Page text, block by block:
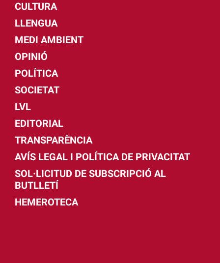
CULTURA
LLENGUA
MEDI AMBIENT
OPINIÓ
POLÍTICA
SOCIETAT
LVL
EDITORIAL
TRANSPARÈNCIA
AVÍS LEGAL I POLÍTICA DE PRIVACITAT
SOL·LICITUD DE SUBSCRIPCIÓ AL
BUTLLETÍ
HEMEROTECA